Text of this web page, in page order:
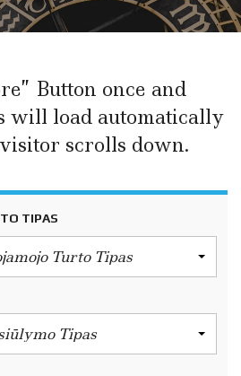
Button once and
will load automatically
scrolls down.
TIPAS
Turto Tipas
Tipas